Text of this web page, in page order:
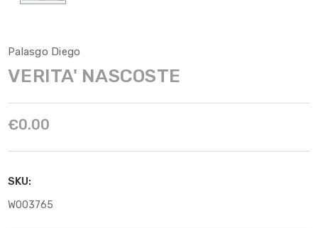
Palasgo Diego
VERITA' NASCOSTE
€0.00
SKU:
W003765